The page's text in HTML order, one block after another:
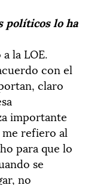
políticos lo ha
la LOE.
con el
claro
importante
me refiero al
para que lo
se
no